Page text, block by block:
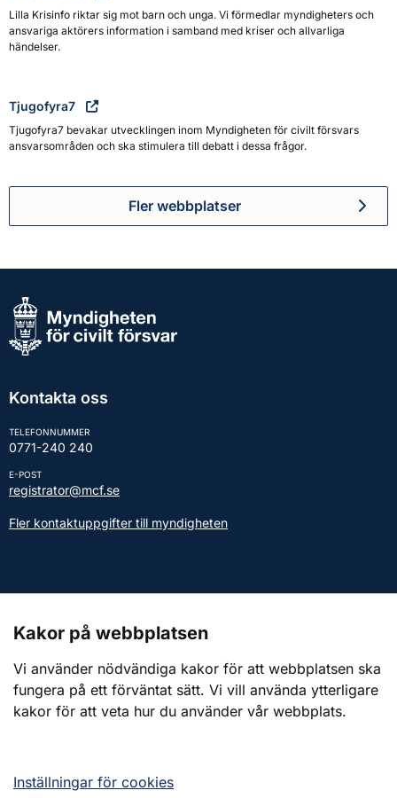
Lilla Krisinfo riktar sig mot barn och unga. Vi förmedlar myndigheters och
ansvariga aktörers information i samband med kriser och allvarliga
händelser.
Tjugofyra7
Tjugofyra7 bevakar utvecklingen inom Myndigheten för civilt försvars
ansvarsområden och ska stimulera till debatt i dessa frågor.
Fler webbplatser
Kontakta oss
TELEFONNUMMER
0771-240 240
E-POST
registrator@mcf.se
Fler kontaktuppgifter till myndigheten
Webbplatsen
Om webbplatsen
Kakor på webbplatsen
Vi använder nödvändiga kakor för att webbplatsen ska
fungera på ett förväntat sätt. Vi vill använda ytterligare
kakor för att veta hur du använder vår webbplats.
Inställningar för cookies